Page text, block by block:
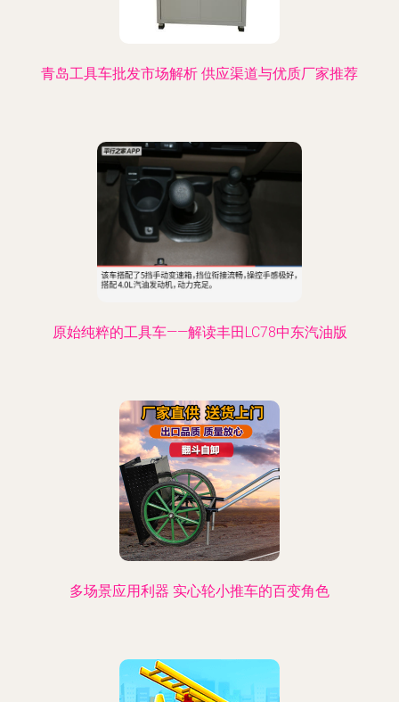
青岛工具车批发市场解析 供应渠道与优质厂家推荐
原始纯粹的工具车——解读丰田LC78中东汽油版
多场景应用利器 实心轮小推车的百变角色